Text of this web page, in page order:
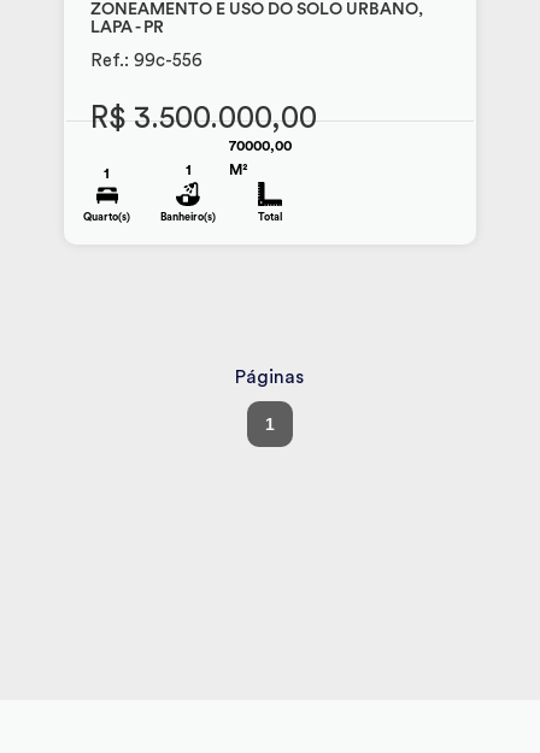
ZONEAMENTO E USO DO SOLO URBANO,
LAPA - PR
Ref.: 99c-556
R$ 3.500.000,00
1
Quarto(s)
1
Banheiro(s)
70000,00
M²
Total
Páginas
1